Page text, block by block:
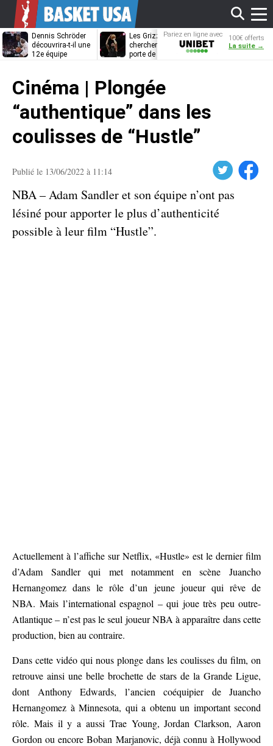
Dennis Schröder
découvrira-t-il une
12e équipe
Les Grizzlies
cherchent déjà une
porte de sortie
Dwane Casey
bientôt coach
Pariez en ligne avec
Unibet
100€ offerts
La suite →
Cinéma | Plongée
“authentique” dans les
coulisses de “Hustle”
Publié le 13/06/2022 à 11:14 Facebook
NBA – Adam Sandler et son équipe n’ont pas
lésiné pour apporter le plus d’authenticité
possible à leur film “Hustle”.
Actuellement à l’affiche sur Netflix, «Hustle» est le dernier film
d’Adam Sandler qui met notamment en scène Juancho
Hernangomez dans le rôle d’un jeune joueur qui rêve de
NBA. Mais l’international espagnol – qui joue très peu outre-
Atlantique – n’est pas le seul joueur NBA à apparaître dans cette
production, bien au contraire.
Dans cette vidéo qui nous plonge dans les coulisses du film, on
retrouve ainsi une belle brochette de stars de la Grande Ligue,
dont Anthony Edwards, l’ancien coéquipier de Juancho
Hernangomez à Minnesota, qui a obtenu un important second
rôle. Mais il y a aussi Trae Young, Jordan Clarkson, Aaron
Gordon ou encore Boban Marjanovic, déjà connu à Hollywood